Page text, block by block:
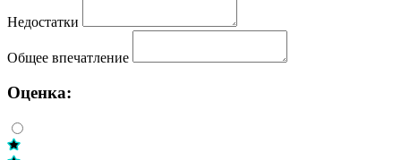
Недостатки
Общее впечатление
Оценка: